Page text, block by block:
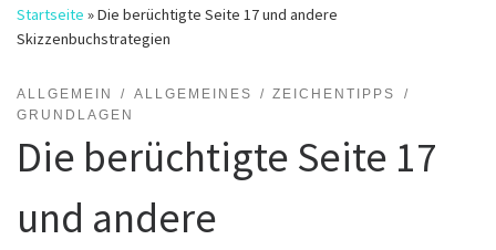
Startseite »Die berüchtigte Seite 17 und andere
Skizzenbuchstrategien
ALLGEMEIN ALLGEMEINES
ZEICHENTIPPS
GRUNDLAGEN
Die berüchtigte Seite 17
und andere